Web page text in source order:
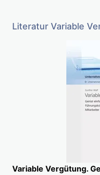
Literatur Variable
Variable Vergütung.